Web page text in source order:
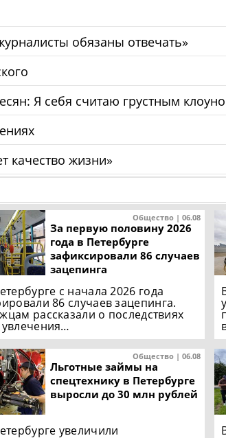
обязаны отвечать»
Я себя считаю грустным
качество жизни»
Общество | 06.08
За первую половину 2026
года в Петербурге
зафиксировали 86 случаев
зацепинга
с начала 2026 года
86 случаев зацепинга.
рассказали о последствиях
Общество | 06.08
Льготные займы на
спецтехнику в Петербурге
выросли до 30 млн рублей
увеличили